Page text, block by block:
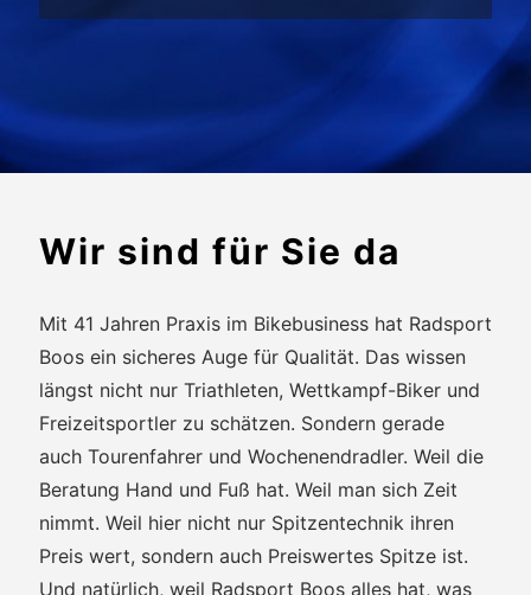
Wir sind für Sie da
Mit 41 Jahren Praxis im Bikebusiness hat Radsport
Boos ein sicheres Auge für Qualität. Das wissen
längst nicht nur Triathleten, Wettkampf-Biker und
Freizeitsportler zu schätzen. Sondern gerade
auch Tourenfahrer und Wochenendradler. Weil die
Beratung Hand und Fuß hat. Weil man sich Zeit
nimmt. Weil hier nicht nur Spitzentechnik ihren
Preis wert, sondern auch Preiswertes Spitze ist.
Und natürlich, weil Radsport Boos alles hat, was